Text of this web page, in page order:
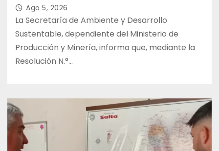
Ago 5, 2026
La Secretaría de Ambiente y Desarrollo
Sustentable, dependiente del Ministerio de
Producción y Minería, informa que, mediante la
Resolución N.°…